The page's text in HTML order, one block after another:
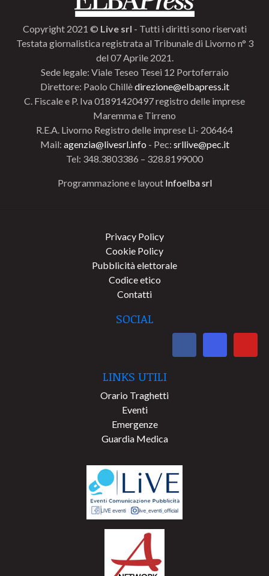
Copyright 2021 © Live srl - Tutti i diritti sono riservati
Testata giornalistica registrata al Tribunale di Livorno n° 3
del 07 Aprile 2021.
Sede legale: Viale Teseo Tesei 12 Portoferraio
Direttore: Paolo Chillèdirezione@elbapress.it
C. Fiscale e P. Iva 01891420497 registro delle imprese
Maremma e Tirreno
R.E.A. Livorno Registro delle imprese Li- 206464
Mail: agenzia@livesrl.info - Pec: srllive@pec.it
Tel: 348.3803386 – 328.8199000
Programmazione e layout Infoelba srl
Privacy Policy
Cookie Policy
Pubblicità elettorale
Codice etico
Contatti
SOCIAL
LINKS UTILI
Orario Traghetti
Eventi
Emergenze
Guardia Medica